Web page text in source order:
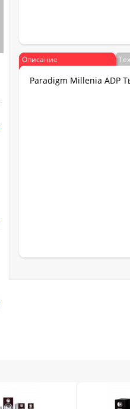
Описание
Paradigm Millenia ADP